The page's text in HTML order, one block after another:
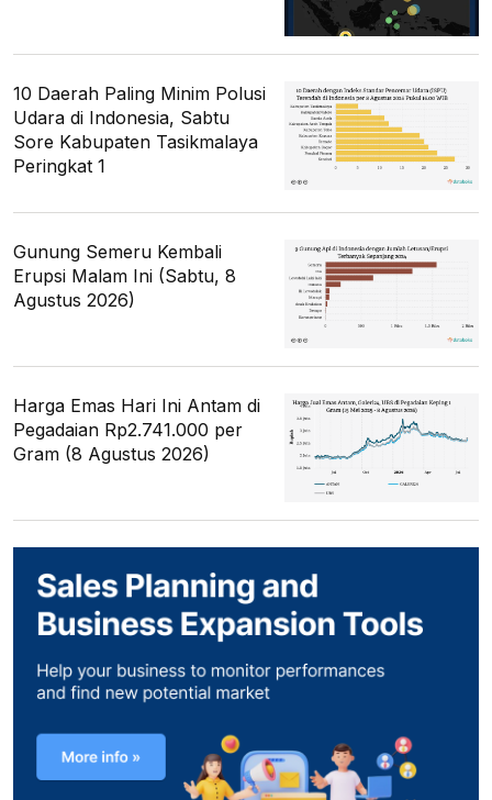
10 Daerah Paling Minim Polusi
Udara di Indonesia, Sabtu
Sore Kabupaten Tasikmalaya
Peringkat 1
Gunung Semeru Kembali
Erupsi Malam Ini (Sabtu, 8
Agustus 2026)
Harga Emas Hari Ini Antam di
Pegadaian Rp2.741.000 per
Gram (8 Agustus 2026)